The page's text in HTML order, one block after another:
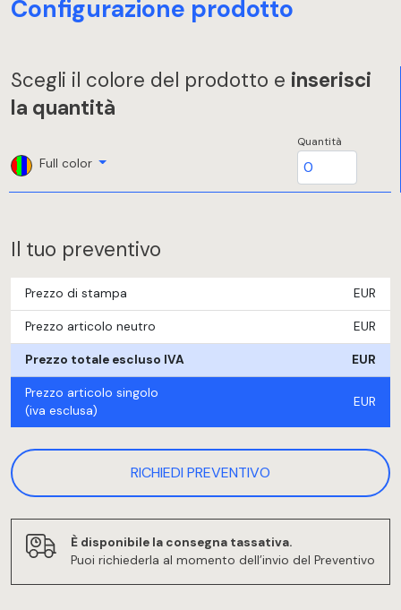
Configurazione prodotto
Scegli il colore del prodotto e inserisci
la quantità
Full color
Quantità
Il tuo preventivo
Prezzo di stampa EUR
Prezzo articolo neutro EUR
Prezzo totale escluso IVA EUR
Prezzo articolo singolo
(iva esclusa)
EUR
RICHIEDI PREVENTIVO
È disponibile la consegna tassativa.
Puoi richiederla al momento dell’invio del Preventivo